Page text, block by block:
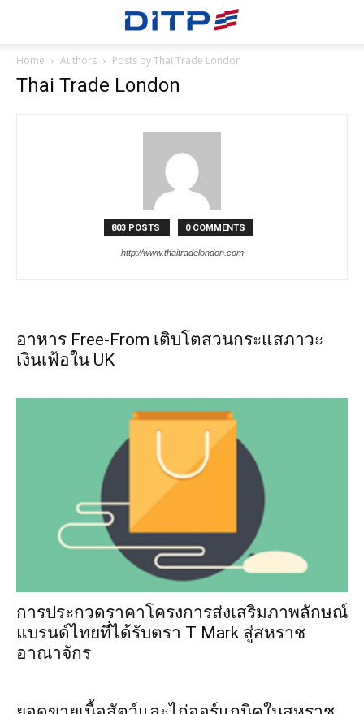
Home Authors Posts by Thai Trade London
Thai Trade London
803 POSTS 0 COMMENTS
http://www.thaitradelondon.com
อาหาร Free-From เติบโตสวนกระแสภาวะ
เงินเฟ้อใน UK
การประกวดราคาโครงการส่งเสริมภาพลักษณ์
แบรนด์ไทยที่ได้รับตรา T Mark สู่สหราช
อาณาจักร